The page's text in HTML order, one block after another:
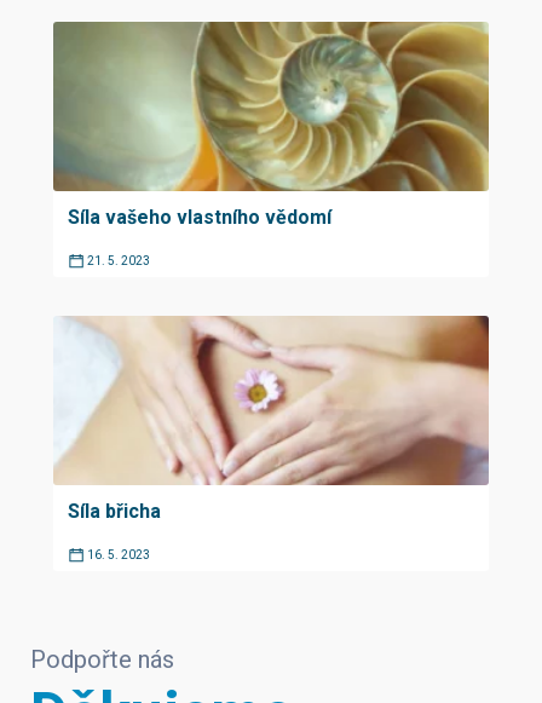
Síla vašeho vlastního vědomí
21. 5. 2023
Síla břicha
16. 5. 2023
Podpořte nás